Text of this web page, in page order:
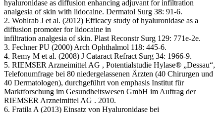
hyaluronidase as diffusion enhancing adjuvant for infiltration
analgesia of skin with lidocaine. Dermatol Surg 38: 91-6.
2. Wohlrab J et al. (2012) Efficacy study of hyaluronidase as a
diffusion promoter for lidocaine in
infiltration analgesia of skin. Plast Reconstr Surg 129: 771e-2e.
3. Fechner PU (2000) Arch Ophthalmol 118: 445-6.
4. Remy M et al. (2008) J Cataract Refract Surg 34: 1966-9.
5. RIEMSER Arzneimittel AG , Potentialstudie Hylase® „Dessau“,
Telefonumfrage bei 80 niedergelassenen Ärzten (40 Chirurgen und
40 Dermatologen), durchgeführt von emphasis Institut für
Marktforschung im Gesundheitswesen GmbH im Auftrag der
RIEMSER Arzneimittel AG . 2010.
6. Fratila A (2013) Einsatz von Hyaluronidase bei